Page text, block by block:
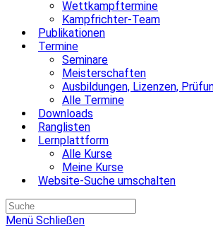
Wettkampftermine
Kampfrichter-Team
Publikationen
Termine
Seminare
Meisterschaften
Ausbildungen, Lizenzen,
Alle Termine
Downloads
Ranglisten
Lernplattform
Alle Kurse
Meine Kurse
Website-Suche umschalten
Menü Schließen